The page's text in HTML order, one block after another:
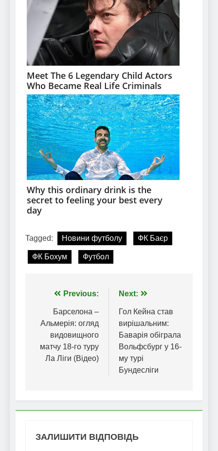
Tagged: Новини футболу ФК Баєр
ФК Бохум Футбол
Навігація
записів
Previous:
Барселона –
Альмерія: огляд
видовищного
матчу 18-го туру
Ла Ліги (Відео)
Next:
Гол Кейна став
вирішальним:
Баварія обіграла
Вольфсбург у 16-
му турі
Бундесліги
ЗАЛИШИТИ ВІДПОВІДЬ